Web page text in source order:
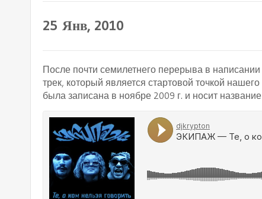
25 Янв, 2010
После почти семилетнего перерыва в
трек, который является стартовой точкой
была записана в ноябре 2009 г. и носит